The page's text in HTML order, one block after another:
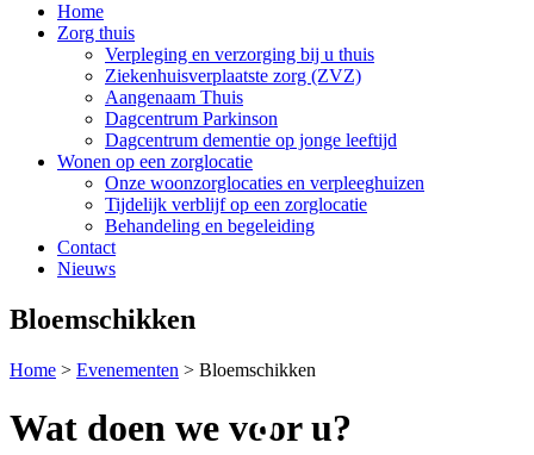
Home
Zorg thuis
Verpleging en verzorging bij u thuis
Ziekenhuisverplaatste zorg (ZVZ)
Aangenaam Thuis
Dagcentrum Parkinson
Dagcentrum dementie op jonge leeftijd
Wonen op een zorglocatie
Onze woonzorglocaties en verpleeghuizen
Tijdelijk verblijf op een zorglocatie
Behandeling en begeleiding
Contact
Nieuws
Bloemschikken
Home > Evenementen > Bloemschikken
Wat doen we voor u?